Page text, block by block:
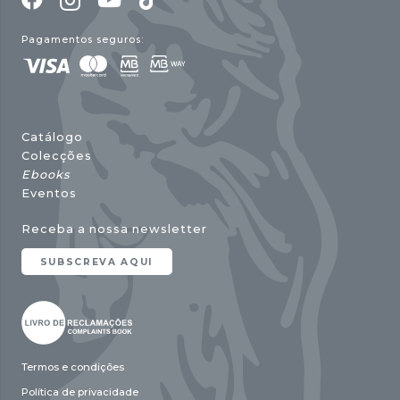
Pagamentos seguros:
Catálogo
Colecções
Ebooks
Eventos
Receba a nossa newsletter
SUBSCREVA AQUI
Termos e condições
Política de privacidade